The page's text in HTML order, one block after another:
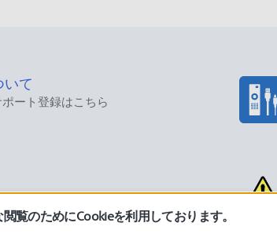
いて
ート登録はこちら
覧のためにCookieを利用しております。